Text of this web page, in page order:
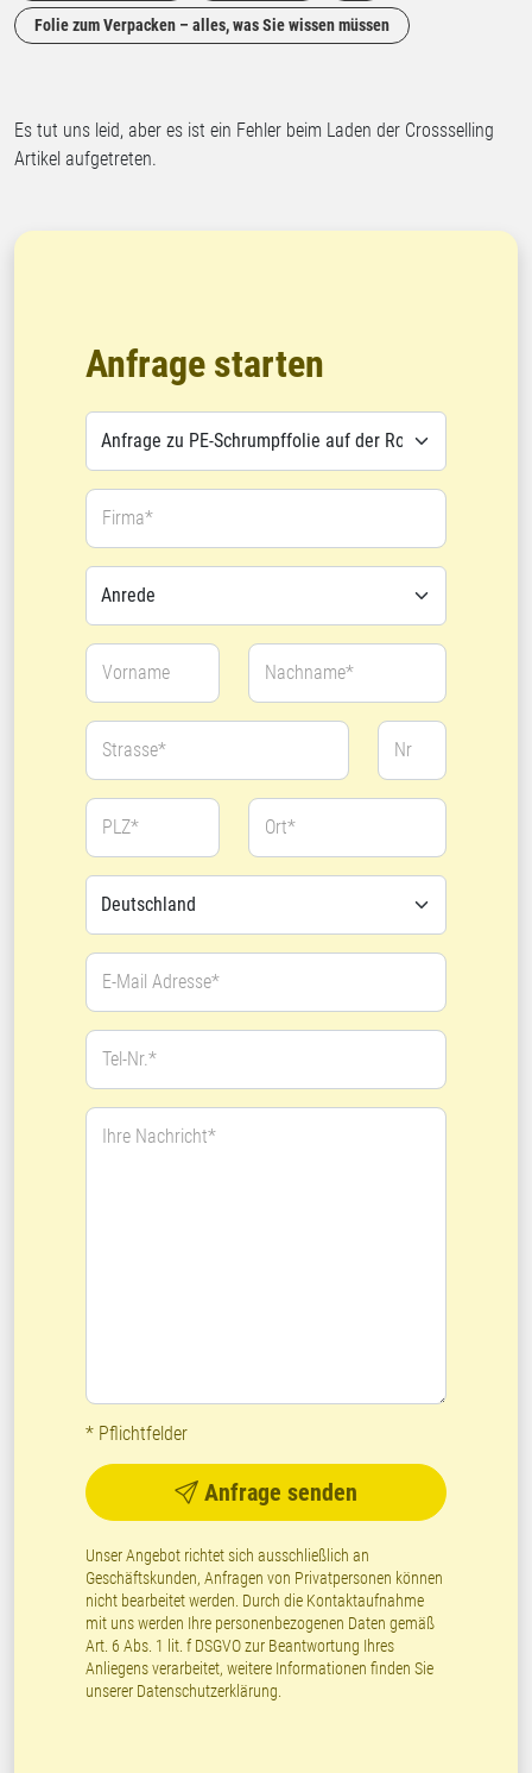
Folie zum Verpacken – alles, was Sie wissen müssen
Es tut uns leid, aber es ist ein Fehler beim Laden der Crossselling
Artikel aufgetreten.
Anfrage starten
Firma*
Vorname Nachname*
Strasse* Nr
PLZ* Ort*
E-Mail Adresse*
Tel-Nr.*
Ihre Nachricht*
* Pflichtfelder
Anfrage senden
Unser Angebot richtet sich ausschließlich an
Geschäftskunden, Anfragen von Privatpersonen können
nicht bearbeitet werden. Durch die Kontaktaufnahme
mit uns werden Ihre personenbezogenen Daten gemäß
Art. 6 Abs. 1 lit. f DSGVO zur Beantwortung Ihres
Anliegens verarbeitet, weitere Informationen finden Sie
unserer Datenschutzerklärung